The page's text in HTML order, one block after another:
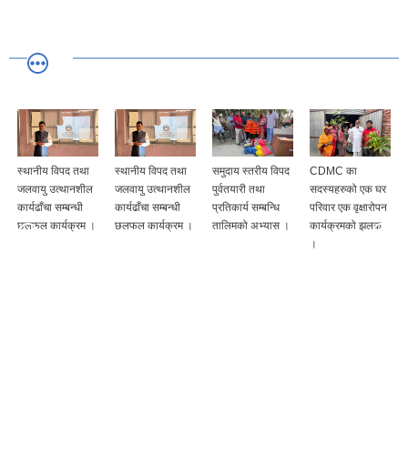
स्थानीय विपद तथा
जलवायु उत्थानशील
कार्यढाँचा सम्बन्धी
छलफल कार्यक्रम ।
स्थानीय विपद तथा
जलवायु उत्थानशील
कार्यढाँचा सम्बन्धी
छलफल कार्यक्रम ।
समुदाय स्तरीय विपद
पुर्वतयारी तथा
प्रतिकार्य सम्बन्धि
तालिमको अभ्यास ।
CDMC का
सदस्यहरुको एक घर
परिवार एक वृक्षारोपन
कार्यक्रमको झलक
।